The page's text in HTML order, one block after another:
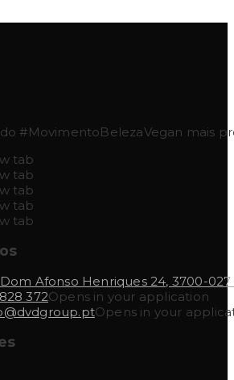
#MovimentoBelezaVegan mais
tab
tab
tab
tab
tab
Dom Afonso Henriques 24, 3700-
372Opens in your application
Opens in your